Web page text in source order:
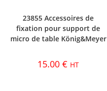
23855 Accessoires de
fixation pour support de
micro de table König&Meyer
15.00€ HT